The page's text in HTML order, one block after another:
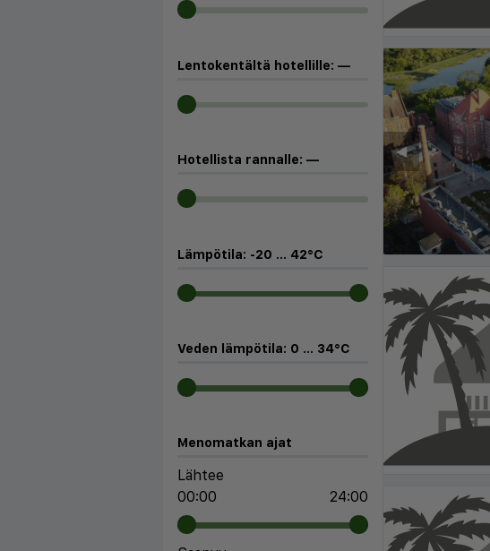
Lentokentältä hotellille: —
Hotellista rannalle: —
Lämpötila: -20 ... 42°C
Veden lämpötila: 0 ... 34°C
Menomatkan ajat
Lähtee
00:00
24:00
◀︎